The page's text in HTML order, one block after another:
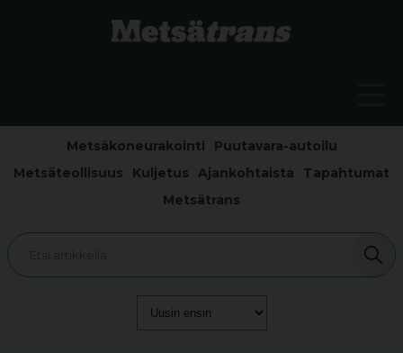
Metsäkoneurakointi
Puutavara-autoilu
Metsäteollisuus
Kuljetus Ajankohtaista
Tapahtumat
Metsätrans